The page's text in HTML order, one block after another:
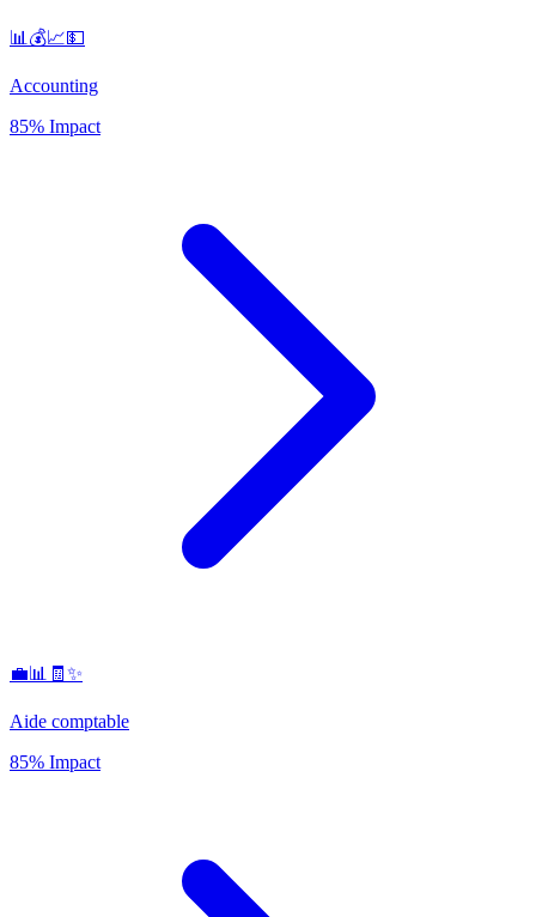
📊💰📈💵
Accounting
85% Impact
💼📊🧾✨
Aide comptable
85% Impact